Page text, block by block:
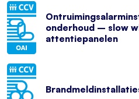
onderhoud – slow
attentiepanelen